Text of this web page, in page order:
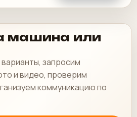
машина или
запросим
и видео, проверим
коммуникацию по